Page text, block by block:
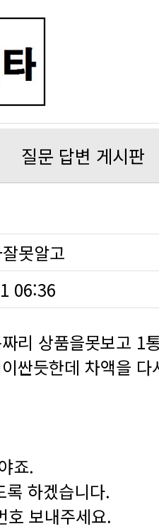
질문 답변 게시판
못알고
06:36
죠.
하겠습니다.
호 보내주세요.